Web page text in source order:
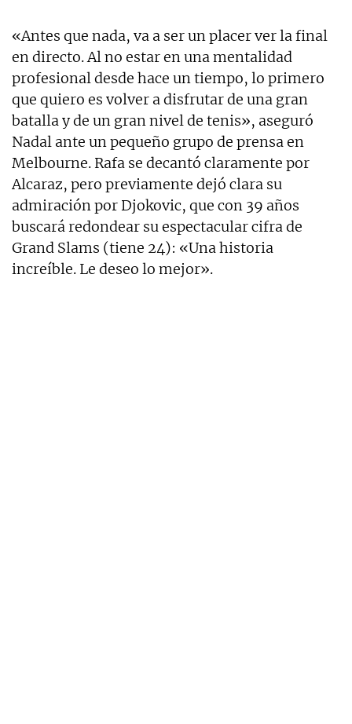
«Antes que nada, va a ser un placer ver la final
en directo. Al no estar en una mentalidad
profesional desde hace un tiempo, lo primero
que quiero es volver a disfrutar de una gran
batalla y de un gran nivel de tenis», aseguró
Nadal ante un pequeño grupo de prensa en
Melbourne. Rafa se decantó claramente por
Alcaraz, pero previamente dejó clara su
admiración por Djokovic, que con 39 años
buscará redondear su espectacular cifra de
Grand Slams (tiene 24): «Una historia
increíble. Le deseo lo mejor».